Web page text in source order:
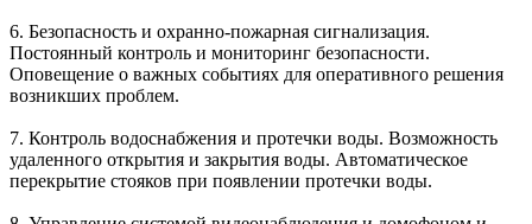
6. Безопасность и охранно-пожарная сигнализация.
Постоянный контроль и мониторинг безопасности.
Оповещение о важных событиях для оперативного решения
возникших проблем.
7. Контроль водоснабжения и протечки воды. Возможность
удаленного открытия и закрытия воды. Автоматическое
перекрытие стояков при появлении протечки воды.